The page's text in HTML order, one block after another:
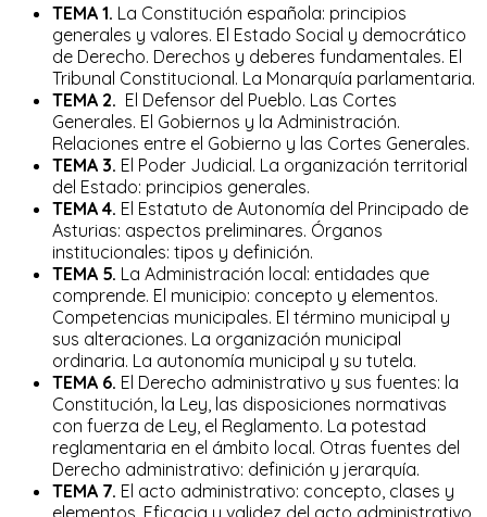
TEMA 1. La Constitución española: principios
generales y valores. El Estado Social y democrático
de Derecho. Derechos y deberes fundamentales. El
Tribunal Constitucional. La Monarquía parlamentaria.
TEMA 2. El Defensor del Pueblo. Las Cortes
Generales. El Gobiernos y la Administración.
Relaciones entre el Gobierno y las Cortes Generales.
TEMA 3. El Poder Judicial. La organización territorial
del Estado: principios generales.
TEMA 4. El Estatuto de Autonomía del Principado de
Asturias: aspectos preliminares. Órganos
institucionales: tipos y definición.
TEMA 5. La Administración local: entidades que
comprende. El municipio: concepto y elementos.
Competencias municipales. El término municipal y
sus alteraciones. La organización municipal
ordinaria. La autonomía municipal y su tutela.
TEMA 6. El Derecho administrativo y sus fuentes: la
Constitución, la Ley, las disposiciones normativas
con fuerza de Ley, el Reglamento. La potestad
reglamentaria en el ámbito local. Otras fuentes del
Derecho administrativo: definición y jerarquía.
TEMA 7. El acto administrativo: concepto, clases y
elementos. Eficacia y validez del acto administrativo.